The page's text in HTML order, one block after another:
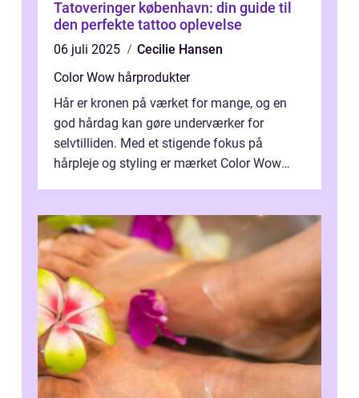
Tatoveringer københavn: din guide til
den perfekte tattoo oplevelse
06 juli 2025
Cecilie Hansen
Color Wow hårprodukter
Hår er kronen på værket for mange, og en
god hårdag kan gøre underværker for
selvtilliden. Med et stigende fokus på
hårpleje og styling er mærket Color Wow